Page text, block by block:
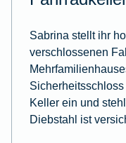
Sabrina stellt ihr
verschlossenen
Keller ein und
Diebstahl ist